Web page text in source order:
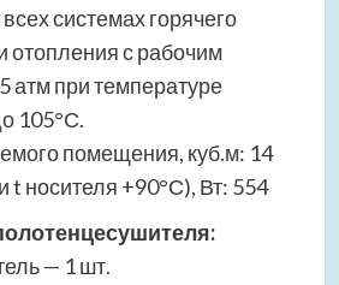
системах горячего
отопления с рабочим
атм при температуре
105°С.
помещения, куб.м: 14
t носителя +90°С), Вт: 554
— 1 шт.